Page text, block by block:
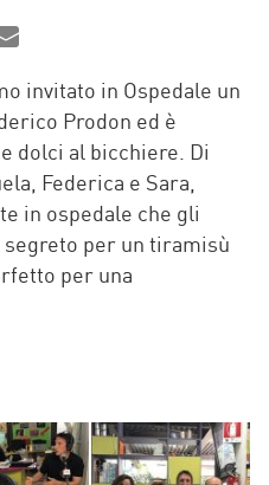
invitato in Ospedale un
Prodon ed è
dolci al bicchiere. Di
Federica e Sara,
in ospedale che gli
per un tiramisù
per una